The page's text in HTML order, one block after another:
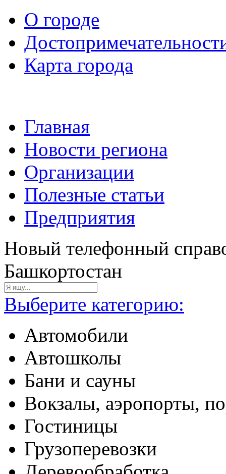
О городе
Карта города
Главная
Новости региона
Организации
Полезные статьи
Предприятия
Новый телефонный
Башкортостан
Выберите категорию:
Автомобили
Автошколы
Бани и сауны
Вокзалы, аэропорты,
Гостиницы
Грузоперевозки